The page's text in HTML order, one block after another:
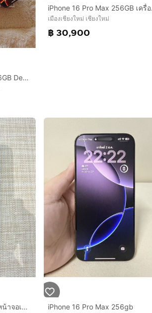
- iPhone 16 Pro Max 256GB Desert Titanium
iPhone
เมืองเชียงใหม่ เชียงใหม่
฿ 30,900
iPhone 12 Pro Max 128 หน้าจอเปลี่ยนแล้ว iPhone 16 Pro Max 256gb